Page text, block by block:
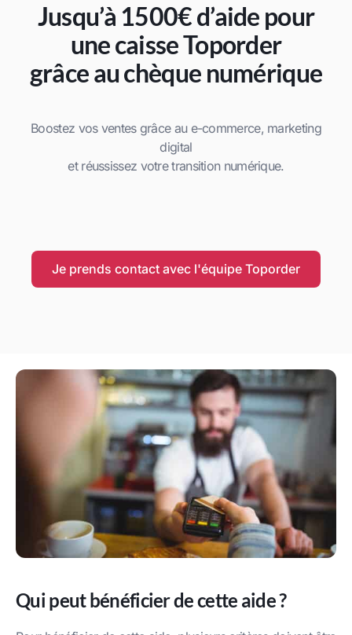
Jusqu’à 1500€ d’aide pour
une caisse Toporder
grâce au chèque numérique
Boostez vos ventes grâce au e-commerce, marketing
digital
et réussissez votre transition numérique.
Je prends contact avec l'équipe Toporder
Qui peut bénéficier de cette aide ?